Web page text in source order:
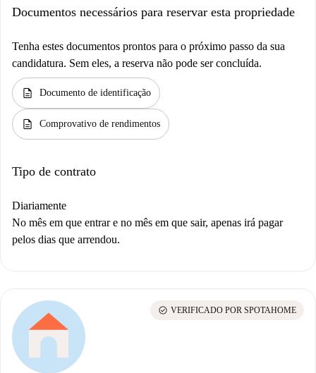
Documentos necessários para reservar esta propriedade
Tenha estes documentos prontos para o próximo passo da sua
candidatura. Sem eles, a reserva não pode ser concluída.
description Documento de identificação
description Comprovativo de rendimentos
Tipo de contrato
Diariamente
No mês em que entrar e no mês em que sair, apenas irá pagar
pelos dias que arrendou.
check_circle VERIFICADO POR SPOTAHOME